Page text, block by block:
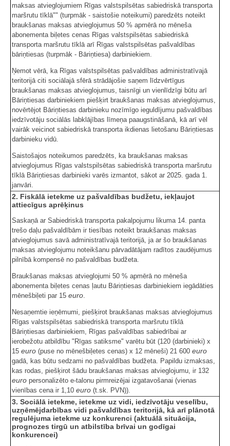
maksas atvieglojumiem Rīgas valstspilsētas sabiedriskā transporta
maršrutu tīklā"" (turpmāk - saistošie noteikumi) paredzēts noteikt
braukšanas maksas atvieglojumus 50 % apmērā no mēneša
abonementa biļetes cenas Rīgas valstspilsētas sabiedriskā
transporta maršrutu tīklā arī Rīgas valstspilsētas pašvaldības
bāriņtiesas (turpmāk - Bāriņtiesa) darbiniekiem.
Ņemot vērā, ka Rīgas valstspilsētas pašvaldības administratīvajā
teritorijā citi sociālajā sfērā strādājošie saņem līdzvērtīgus
braukšanas maksas atvieglojumus, taisnīgi un vienlīdzīgi būtu arī
Bāriņtiesas darbiniekiem piešķirt braukšanas maksas atvieglojumus,
novērtējot Bāriņtiesas darbinieku nozīmīgo ieguldījumu pašvaldības
iedzīvotāju sociālās labklājības līmeņa paaugstināšanā, kā arī vēl
vairāk veicinot sabiedriskā transporta ikdienas lietošanu Bāriņtiesas
darbinieku vidū.
Saistošajos noteikumos paredzēts, ka braukšanas maksas
atvieglojumus Rīgas valstspilsētas sabiedriskā transporta maršrutu
tīklā Bāriņtiesas darbinieki varēs izmantot, sākot ar 2025. gada 1.
janvāri.
2. Fiskālā ietekme uz pašvaldības budžetu, iekļaujot
attiecīgus aprēķinus
Saskaņā ar Sabiedriskā transporta pakalpojumu likuma 14. panta
trešo daļu pašvaldībām ir tiesības noteikt braukšanas maksas
atvieglojumus savā administratīvajā teritorijā, ja ar šo braukšanas
maksas atvieglojumu noteikšanu pārvadātājam radītos zaudējumus
pilnībā kompensē no pašvaldības budžeta.
Braukšanas maksas atvieglojumi 50 % apmērā no mēneša
abonementa biļetes cenas ļautu Bāriņtiesas darbiniekiem iegādāties
mēnešbiļeti par 15 euro
Nesaņemtie ieņēmumi, piešķirot braukšanas maksas atvieglojumus
Rīgas valstspilsētas sabiedriskā transporta maršrutu tīklā
Bāriņtiesas darbiniekiem, Rīgas pašvaldības sabiedrībai ar
ierobežotu atbildību "Rīgas satiksme" varētu būt (120 (darbinieki) x
15 euro (puse no mēnešbiļetes cenas) x 12 mēneši) 21 600 euro
gadā, kas būtu sedzami no pašvaldības budžeta. Papildu izmaksas,
kas rodas, piešķirot šādu braukšanas maksas atvieglojumu, ir 132
euro personalizēto e-talonu pirmreizējai izgatavošanai (vienas
vienības cena ir 1,10 euro (t.sk. PVN)).
3. Sociālā ietekme, ietekme uz vidi, iedzīvotāju veselību,
uzņēmējdarbības vidi pašvaldības teritorijā, kā arī plānotā
regulējuma ietekme uz konkurenci (aktuālā situācija,
prognozes tirgū un atbilstība brīvai un godīgai
konkurencei)